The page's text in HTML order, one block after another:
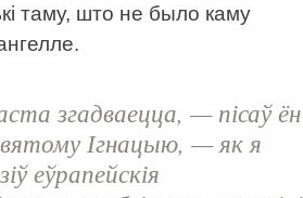
таму, што не было каму
згадваецца, — пісаў ён
Ігнацыю, — як я
еўрапейскія